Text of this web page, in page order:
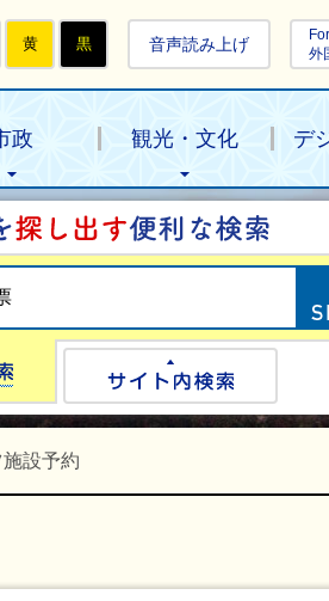
黄 黒 音声読み上げ
外
政 観光・文化 デ
Google検索
設予約